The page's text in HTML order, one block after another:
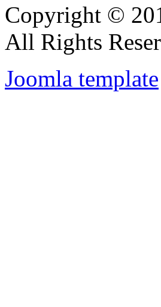
Copyright ©
All Rights
Joomla template